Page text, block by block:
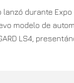
lanzó durante
modelo de
LS4,